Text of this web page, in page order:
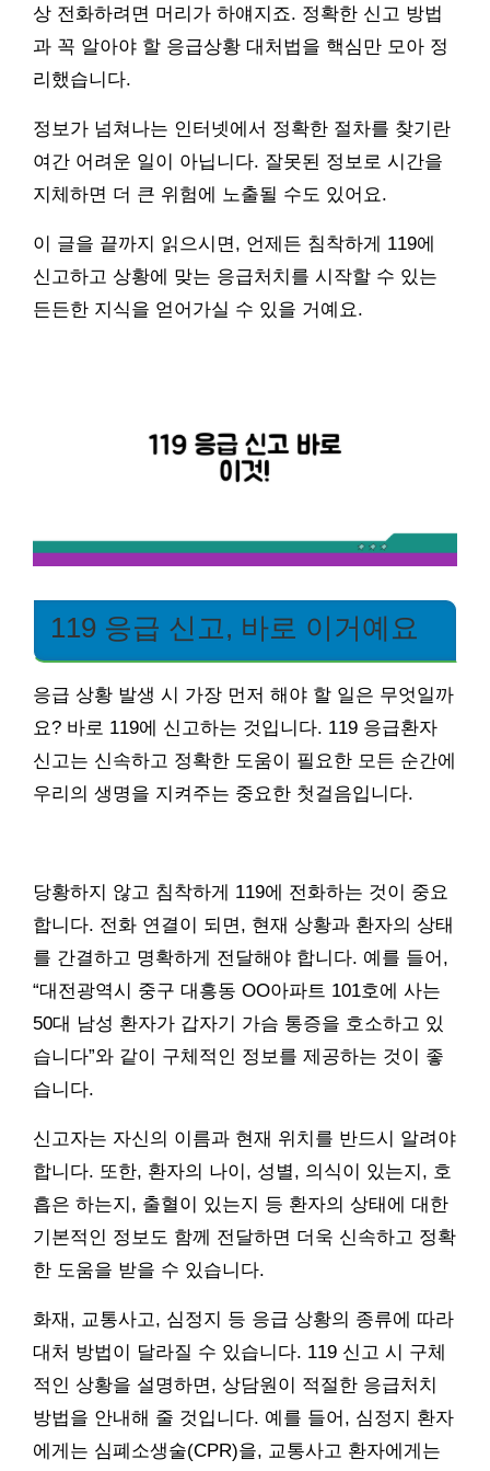
상 전화하려면 머리가 하얘지죠. 정확한 신고 방법
과 꼭 알아야 할 응급상황 대처법을 핵심만 모아 정
리했습니다.
정보가 넘쳐나는 인터넷에서 정확한 절차를 찾기란
여간 어려운 일이 아닙니다. 잘못된 정보로 시간을
지체하면 더 큰 위험에 노출될 수도 있어요.
이 글을 끝까지 읽으시면, 언제든 침착하게 119에
신고하고 상황에 맞는 응급처치를 시작할 수 있는
든든한 지식을 얻어가실 수 있을 거예요.
119 응급 신고, 바로 이거예요
응급 상황 발생 시 가장 먼저 해야 할 일은 무엇일까
요? 바로 119에 신고하는 것입니다. 119 응급환자
신고는 신속하고 정확한 도움이 필요한 모든 순간에
우리의 생명을 지켜주는 중요한 첫걸음입니다.
당황하지 않고 침착하게 119에 전화하는 것이 중요
합니다. 전화 연결이 되면, 현재 상황과 환자의 상태
를 간결하고 명확하게 전달해야 합니다. 예를 들어,
“대전광역시 중구 대흥동 OO아파트 101호에 사는
50대 남성 환자가 갑자기 가슴 통증을 호소하고 있
습니다”와 같이 구체적인 정보를 제공하는 것이 좋
습니다.
신고자는 자신의 이름과 현재 위치를 반드시 알려야
합니다. 또한, 환자의 나이, 성별, 의식이 있는지, 호
흡은 하는지, 출혈이 있는지 등 환자의 상태에 대한
기본적인 정보도 함께 전달하면 더욱 신속하고 정확
한 도움을 받을 수 있습니다.
화재, 교통사고, 심정지 등 응급 상황의 종류에 따라
대처 방법이 달라질 수 있습니다. 119 신고 시 구체
적인 상황을 설명하면, 상담원이 적절한 응급처치
방법을 안내해 줄 것입니다. 예를 들어, 심정지 환자
에게는 심폐소생술(CPR)을, 교통사고 환자에게는